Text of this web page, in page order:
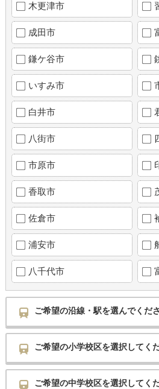
木更津市
成田市
鎌ケ谷市
いすみ市
白井市
八街市
市原市
香取市
佐倉市
浦安市
八千代市
ご希望の沿線・駅を選んでくだ
ご希望の小学校区を選択してく
ご希望の中学校区を選択してく